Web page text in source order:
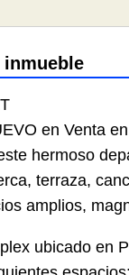
inmueble
en Venta
hermoso
terraza,
amplios,
ubicado en